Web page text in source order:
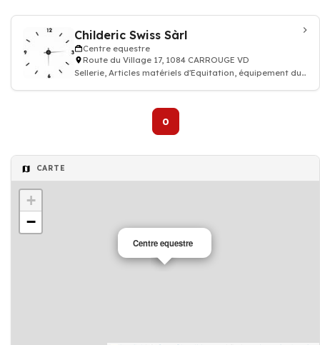
Childeric Swiss Sàrl
Centre equestre
Route du Village 17, 1084 CARROUGE VD
Sellerie, Articles matériels d'Equitation, équipement du
0
CARTE
Centre equestre
+
−